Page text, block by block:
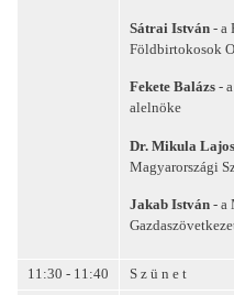
Sátrai István - a
Földbirtokosok
Fekete Balázs -
alelnöke
Dr. Mikula Lajos
Magyarországi
Jakab István - a
11:30 - 11:40
S z ü n e t